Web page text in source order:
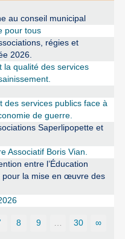
au conseil municipal
pour tous
régies et
2026.
la qualité des services
des services publics face à
de guerre.
Saperlipopette et
Associatif Boris Vian.
entre l’Éducation
pour la mise en œuvre des
8 9 30 ∞